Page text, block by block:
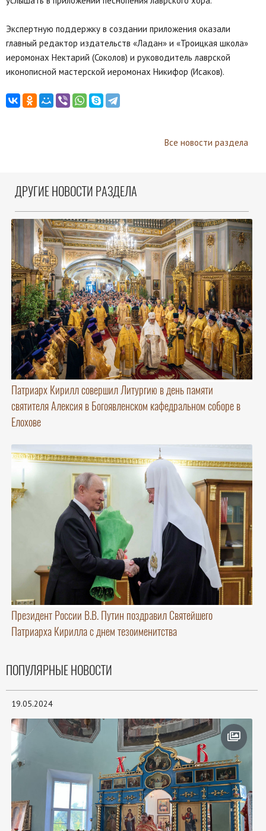
Экспертную поддержку в создании приложения оказали
главный редактор издательств «Ладан» и «Троицкая школа»
иеромонах Нектарий (Соколов) и руководитель лаврской
иконописной мастерской иеромонах Никифор (Исаков).
Все новости раздела
ДРУГИЕ НОВОСТИ РАЗДЕЛА
Патриарх Кирилл совершил Литургию в день памяти
святителя Алексия в Богоявленском кафедральном соборе в
Елохове
Президент России В.В. Путин поздравил Святейшего
Патриарха Кирилла с днем тезоименитства
ПОПУЛЯРНЫЕ НОВОСТИ
19.05.2024